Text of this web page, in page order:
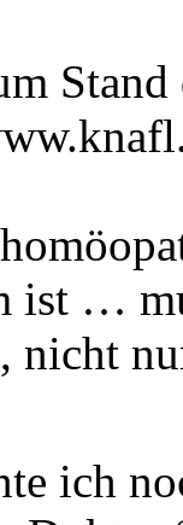
Stand
ist …
nicht
ich